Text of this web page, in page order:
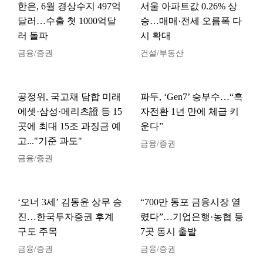
한은, 6월 경상수지 497억
달러…수출 첫 1000억달
러 돌파
금융/증권
서울 아파트값 0.26% 상
승…매매·전세 오름폭 다
시 확대
건설/부동산
공정위, 국고채 담합 미래
에셋·삼성·메리츠證 등 15
곳에 최대 15조 과징금 예
고..."기준 과도"
금융/증권
파두, ‘Gen7’ 승부수…“흑
자전환 1년 만에 체급 키
운다”
금융/증권
‘오너 3세’ 김동윤 상무 승
진…한국투자증권 후계
구도 주목
금융/증권
“700만 동포 금융시장 열
렸다”…기업은행·농협 등
7곳 동시 출발
금융/증권